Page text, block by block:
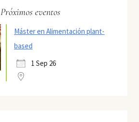
Próximos eventos
Máster en Alimentación plant-
based
1 Sep 26